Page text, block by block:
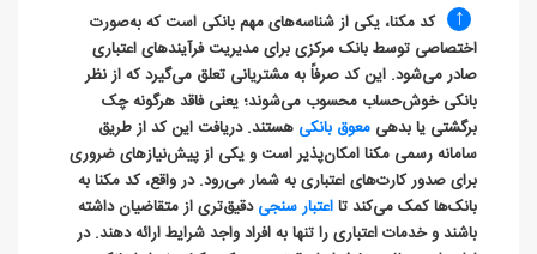
↑
کد مکنا، یکی از شناسه‌های مهم بانکی است که به‌صورت
اختصاصی توسط بانک مرکزی برای مدیریت فرآیندهای اعتباری
صادر می‌شود. این کد صرفاً به مشتریانی تعلق می‌گیرد که از نظر
بانکی خوش‌حساب محسوب می‌شوند؛ یعنی فاقد هرگونه چک
برگشتی یا بدهی معوق بانکی هستند. دریافت این کد از طریق
سامانه رسمی مکنا امکان‌پذیر است و یکی از پیش‌نیازهای ضروری
برای صدور کارت‌های اعتباری به شمار می‌رود. در واقع، کد مکنا به
بانک‌ها کمک می‌کند تااعتبار سنجیدقیق‌تری از متقاضیان داشته
باشند و خدمات اعتباری را تنها به افراد واجد شرایط ارائه دهند. در